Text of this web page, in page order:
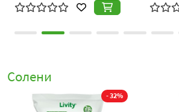
Солени
- 32%